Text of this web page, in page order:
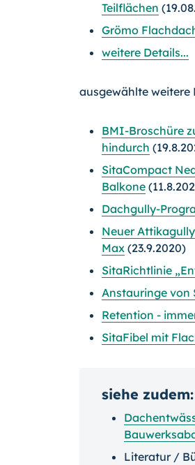
Teilflächen
Grömo
weitere Details...
ausgewählte weitere
BMI-Broschüre
hindurch
SitaCompact
Balkone
Dachgully-
Neuer
Max (23.9.2020)
SitaRichtlinie
Anstauringe von
Retention -
SitaFibel mit
siehe zudem:
Literatur /